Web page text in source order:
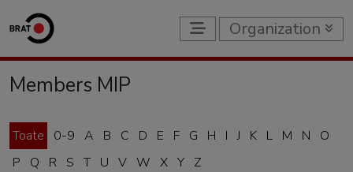
Organization
Members MIP
Toate 0-9 A B C D E F G H I J K L M N
O
P
Q R S T U V W X Y Z